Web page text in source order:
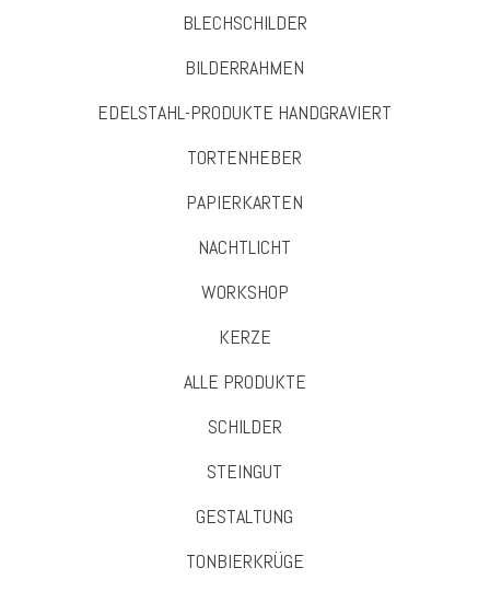
BLECHSCHILDER
BILDERRAHMEN
EDELSTAHL-PRODUKTE HANDGRAVIERT
TORTENHEBER
PAPIERKARTEN
NACHTLICHT
WORKSHOP
KERZE
ALLE PRODUKTE
SCHILDER
STEINGUT
GESTALTUNG
TONBIERKRÜGE